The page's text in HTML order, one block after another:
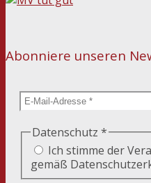
Abonniere unseren
Datenschutz *
Ich stimme der
gemäß